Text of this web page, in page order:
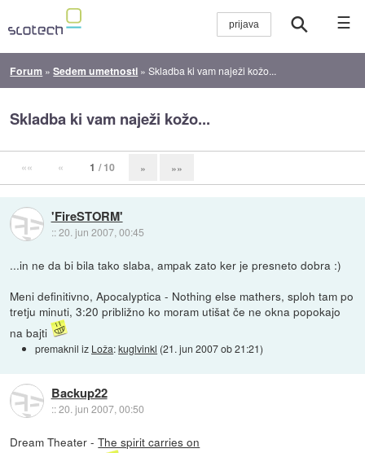
☰
Forum »Sedem umetnosti »Skladba ki vam naježi kožo...
Skladba ki vam naježi kožo...
«« « 1 / 10 » »»
'FireSTORM'
::20. jun 2007, 00:45
...in ne da bi bila tako slaba, ampak zato ker je presneto dobra :)
Meni definitivno, Apocalyptica - Nothing else mathers, sploh tam po
tretju minuti, 3:20 približno ko moram utišat če ne okna popokajo
na bajti
premaknil iz Loža:kuglvinkl (21. jun 2007 ob 21:21)
Backup22
::20. jun 2007, 00:50
Dream Theater -The spirit carries on